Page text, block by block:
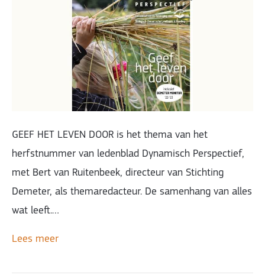
GEEF HET LEVEN DOOR is het thema van het
herfstnummer van ledenblad Dynamisch Perspectief,
met Bert van Ruitenbeek, directeur van Stichting
Demeter, als themaredacteur. De samenhang van alles
wat leeft.…
Lees meer